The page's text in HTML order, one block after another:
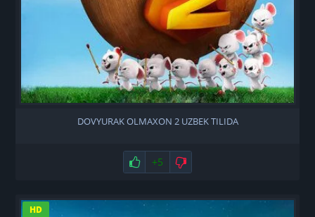
DOVYURAK OLMAXON 2 UZBEK TILIDA
Нравится
+5 Не нравится
HD